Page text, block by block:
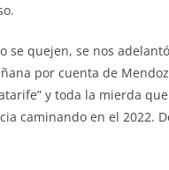
se quejen, se nos
por cuenta de
y toda la mierda
caminando en el 2022.